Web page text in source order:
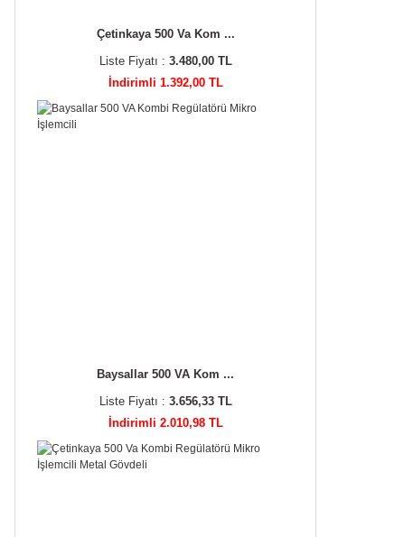
Çetinkaya 500 Va Kom ...
Liste Fiyatı : 3.480,00 TL
İndirimli 1.392,00 TL
Baysallar 500 VA Kom ...
Liste Fiyatı : 3.656,33 TL
İndirimli 2.010,98 TL